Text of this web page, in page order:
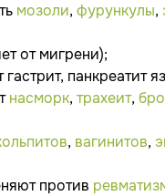
мозоли,фурункулы,
от мигрени);
гастрит, панкреатит
насморк,трахеит,
, вагинитов,
против